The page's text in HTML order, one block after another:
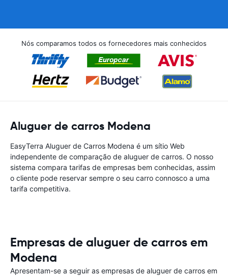
Nós comparamos todos os fornecedores mais conhecidos
Aluguer de carros Modena
EasyTerra Aluguer de Carros Modena é um sítio Web
independente de comparação de aluguer de carros. O nosso
sistema compara tarifas de empresas bem conhecidas, assim
o cliente pode reservar sempre o seu carro connosco a uma
tarifa competitiva.
Empresas de aluguer de carros em
Modena
Apresentam-se a seguir as empresas de aluguer de carros em